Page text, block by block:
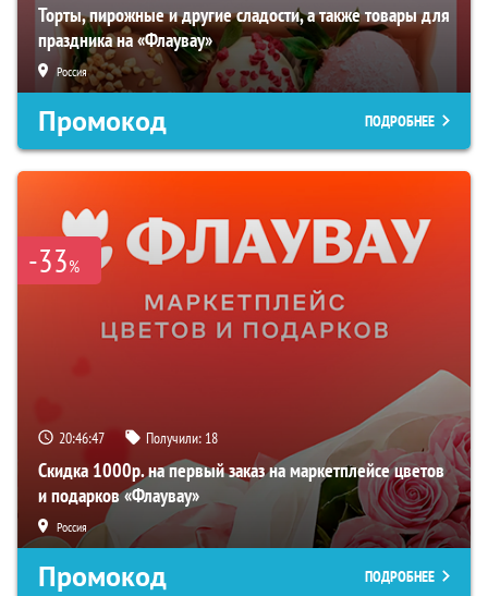
Торты, пирожные и другие сладости, а также товары для
праздника на «Флаувау»
Россия
Промокод ПОДРОБНЕЕ
-33%
20:46:46 Получили: 18
Скидка 1000р. на первый заказ на маркетплейсе цветов
и подарков «Флаувау»
Россия
Промокод ПОДРОБНЕЕ